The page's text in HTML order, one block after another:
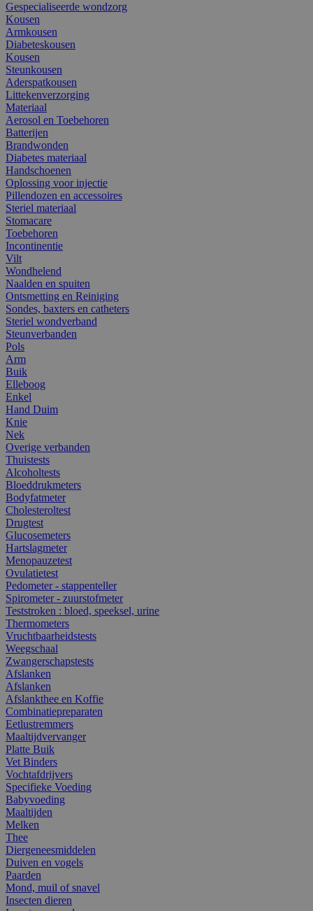
Gespecialiseerde wondzorg
Kousen
Armkousen
Diabeteskousen
Kousen
Steunkousen
Aderspatkousen
Littekenverzorging
Materiaal
Aerosol en Toebehoren
Batterijen
Brandwonden
Diabetes materiaal
Handschoenen
Oplossing voor injectie
Pillendozen en accessoires
Steriel materiaal
Stomacare
Toebehoren
Incontinentie
Vilt
Wondhelend
Naalden en spuiten
Ontsmetting en Reiniging
Sondes, baxters en catheters
Steriel wondverband
Steunverbanden
Pols
Arm
Buik
Elleboog
Enkel
Hand Duim
Knie
Nek
Overige verbanden
Thuistests
Alcoholtests
Bloeddrukmeters
Bodyfatmeter
Cholesteroltest
Drugtest
Glucosemeters
Hartslagmeter
Menopauzetest
Ovulatietest
Pedometer - stappenteller
Spirometer - zuurstofmeter
Teststroken : bloed, speeksel, urine
Thermometers
Vruchtbaarheidstests
Weegschaal
Zwangerschapstests
Afslanken
Afslanken
Afslankthee en Koffie
Combinatiepreparaten
Eetlustremmers
Maaltijdvervanger
Platte Buik
Vet Binders
Vochtafdrijvers
Specifieke Voeding
Babyvoeding
Maaltijden
Melken
Thee
Diergeneesmiddelen
Duiven en vogels
Paarden
Mond, muil of snavel
Insecten dieren